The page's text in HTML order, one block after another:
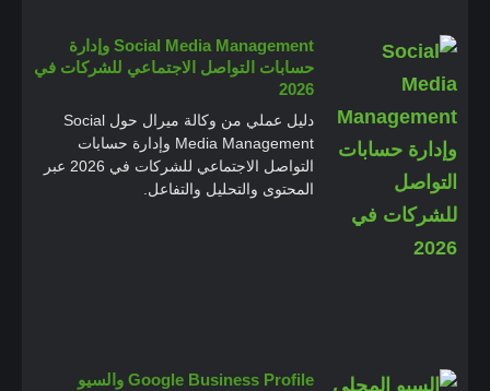
Social Media Management وإدارة
حسابات التواصل الاجتماعي للشركات في
2026
دليل عملي من وكالة ميرال حول Social
Media Management وإدارة حسابات
التواصل الاجتماعي للشركات في 2026 عبر
المحتوى والتحليل والتفاعل.
Google Business Profile والسيو